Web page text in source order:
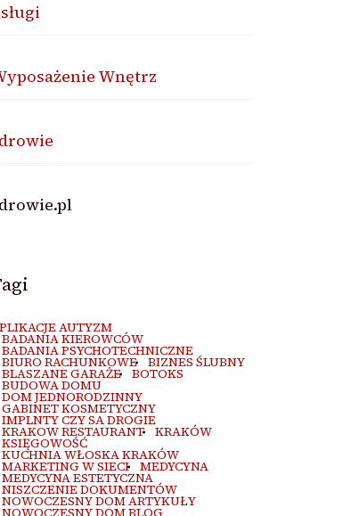
Wnętrz
AUTYZM
BADANIA KIEROWCÓW
BADANIA PSYCHOTECHNICZNE
BIURO RACHUNKOWE BIZNES ŚLUBNY
BLASZANE GARAŻE BOTOKS
BUDOWA DOMU
DOM JEDNORODZINNY
GABINET KOSMETYCZNY
IMPLNTY CZY SA DROGIE
KRAKOW RESTAURANT KRAKÓW
KSIĘGOWOŚĆ
KUCHNIA WŁOSKA KRAKÓW
MARKETING W SIECI MEDYCYNA
MEDYCYNA ESTETYCZNA
NISZCZENIE DOKUMENTÓW
NOWOCZESNY DOM ARTYKUŁY